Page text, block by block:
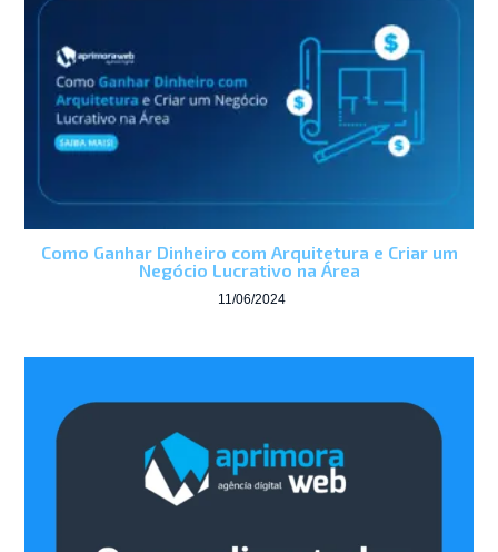
Como Ganhar Dinheiro com Arquitetura e Criar um
Negócio Lucrativo na Área
11/06/2024